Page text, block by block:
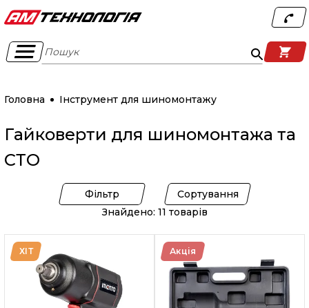
Пошук
Головна Інструмент для шиномонтажу
Гайковерти для шиномонтажа та
СТО
Фільтр
Сортування
Знайдено: 11 товарів
ХІТ Акція